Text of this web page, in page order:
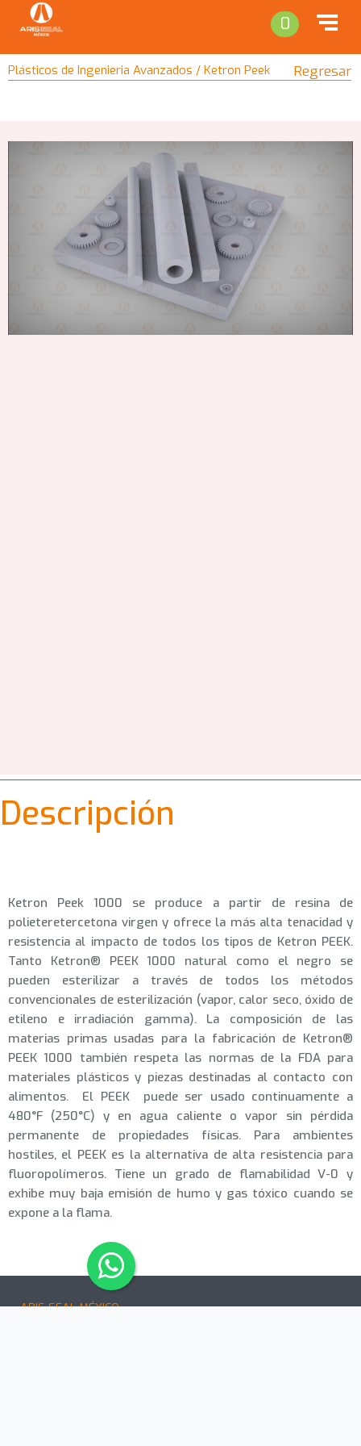
0
Plásticos de Ingenieria Avanzados / Ketron Peek Regresar
Descripción
Ketron Peek 1000 se produce a partir de resina de
polieteretercetona virgen y ofrece la más alta tenacidad y
resistencia al impacto de todos los tipos de Ketron PEEK.
Tanto Ketron® PEEK 1000 natural como el negro se
pueden esterilizar a través de todos los métodos
convencionales de esterilización (vapor, calor seco, óxido de
etileno e irradiación gamma). La composición de las
materias primas usadas para la fabricación de Ketron®
PEEK 1000 también respeta las normas de la FDA para
materiales plásticosy piezas destinadas al contacto con
alimentos. El PEEK puede ser usado continuamente a
480°F (250°C) y en agua caliente o vapor sin pérdida
permanente de propiedades físicas. Para ambientes
hostiles, el PEEK es la alternativa de alta resistencia para
fluoropolímeros. Tiene un grado de flamabilidad V-0 y
exhibe muy baja emisión de humo y gas tóxico cuando se
expone a la flama.
ARIS SEAL MÉXICO